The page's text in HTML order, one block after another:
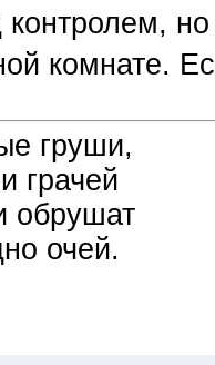
комнате.
груши,
грачей
обрушат
очей.